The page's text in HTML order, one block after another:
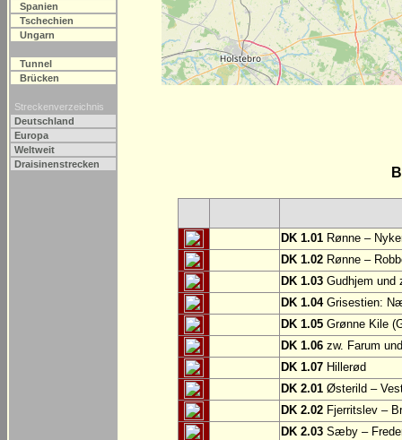
Spanien
Tschechien
Ungarn
Tunnel
Brücken
Streckenverzeichnis
Deutschland
Europa
Weltweit
Draisinenstrecken
DK 1.01 Rønne –
DK 1.02 Rønne –
DK 1.03 Gudhjem und
DK 1.04Grisestien:
DK 1.05 Grønne Kile
DK 1.06 zw. Farum
DK 1.07 Hillerød
DK 2.01 Østerild –
DK 2.02 Fjerritslev –
DK 2.03 Sæby –